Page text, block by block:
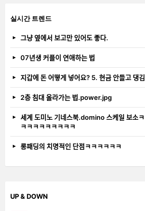
실시간 트렌드
그냥 옆에서 보고만 있어도 좋다.
07년생 커플이 연애하는 법
지갑에 돈 어떻게 넣어요? 5. 현금 안들고 댕김
2층 침대 올라가는 법.power.jpg
세계 도미노 기네스북.domino 스케일 보소ㅋ
ㅋㅋㅋㅋㅋㅋㅋㅋㅋ
롱패딩의 치명적인 단점ㅋㅋㅋㅋㅋㅋ
UP & DOWN